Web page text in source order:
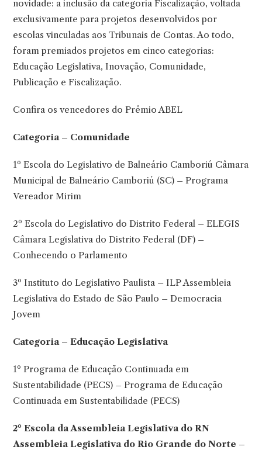
novidade: a inclusão da categoria Fiscalização, voltada
exclusivamente para projetos desenvolvidos por
escolas vinculadas aos Tribunais de Contas. Ao todo,
foram premiados projetos em cinco categorias:
Educação Legislativa, Inovação, Comunidade,
Publicação e Fiscalização.
Confira os vencedores do Prêmio ABEL
Categoria – Comunidade
1º Escola do Legislativo de Balneário Camboriú Câmara
Municipal de Balneário Camboriú (SC) – Programa
Vereador Mirim
2º Escola do Legislativo do Distrito Federal – ELEGIS
Câmara Legislativa do Distrito Federal (DF) –
Conhecendo o Parlamento
3º Instituto do Legislativo Paulista – ILP Assembleia
Legislativa do Estado de São Paulo – Democracia
Jovem
Categoria – Educação Legislativa
1º Programa de Educação Continuada em
Sustentabilidade (PECS) – Programa de Educação
Continuada em Sustentabilidade (PECS)
2º Escola da Assembleia Legislativa do RN
Assembleia Legislativa do Rio Grande do Norte –